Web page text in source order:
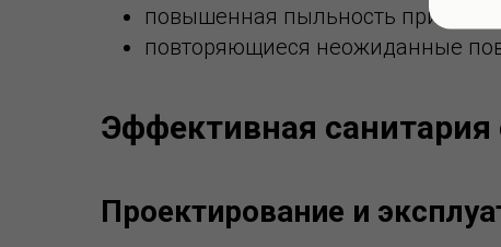
повышенная пыльность при
повторяющиеся неожиданные
Эффективная санитария
Проектирование и